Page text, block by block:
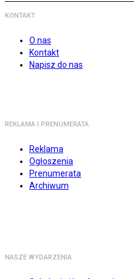
KONTAKT
O nas
Kontakt
Napisz do nas
REKLAMA I PRENUMERATA
Reklama
Ogłoszenia
Prenumerata
Archiwum
NASZE WYDARZENIA